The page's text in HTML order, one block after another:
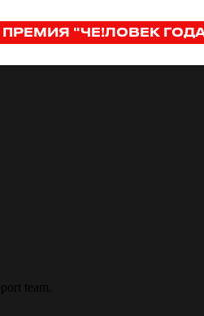
ПРЕМИЯ "ЧЕ!ЛОВЕК